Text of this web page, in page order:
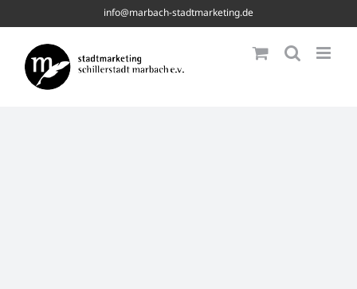
to
content
info@marbach-stadtmarketing.de